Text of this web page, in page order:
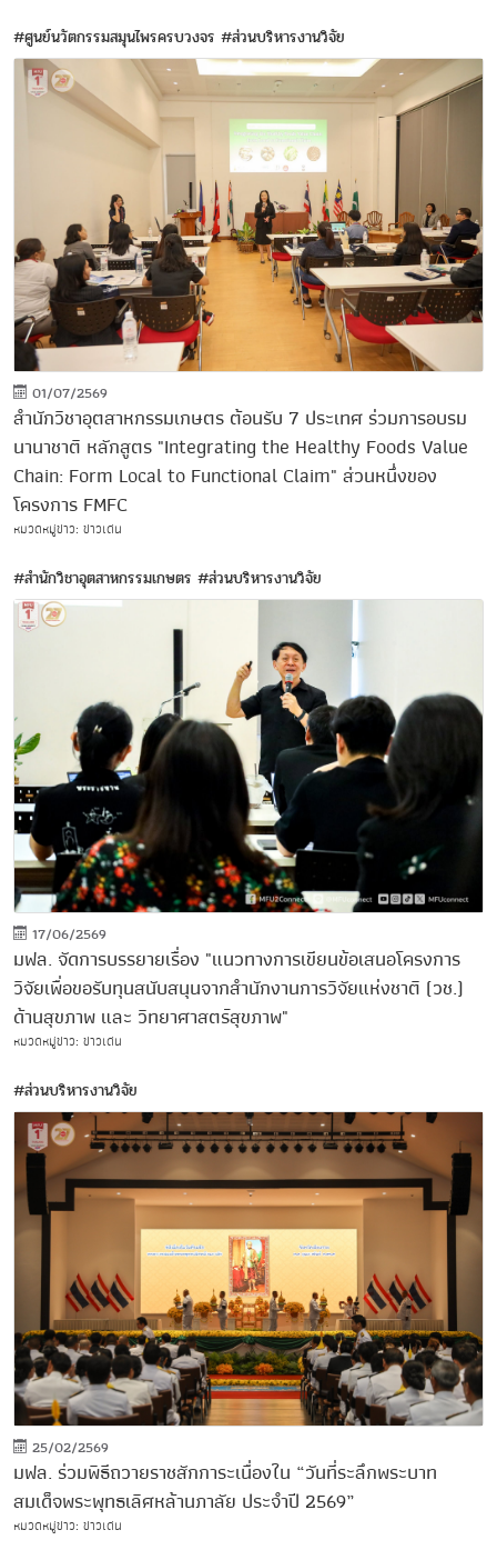
#ศูนย์นวัตกรรมสมุนไพรครบวงจร #ส่วนบริหารงานวิจัย
01/07/2569
สำนักวิชาอุตสาหกรรมเกษตร ต้อนรับ 7 ประเทศ ร่วมการอบรม
นานาชาติ หลักสูตร "Integrating the Healthy Foods Value
Chain: Form Local to Functional Claim" ส่วนหนึ่งของ
โครงการ FMFC
หมวดหมู่ข่าว: ข่าวเด่น
#สำนักวิชาอุตสาหกรรมเกษตร #ส่วนบริหารงานวิจัย
17/06/2569
มฟล. จัดการบรรยายเรื่อง "แนวทางการเขียนข้อเสนอโครงการ
วิจัยเพื่อขอรับทุนสนับสนุนจากสำนักงานการวิจัยแห่งชาติ (วช.)
ด้านสุขภาพ และ วิทยาศาสตร์สุขภาพ"
หมวดหมู่ข่าว: ข่าวเด่น
#ส่วนบริหารงานวิจัย
25/02/2569
มฟล. ร่วมพิธีถวายราชสักการะเนื่องใน “วันที่ระลึกพระบาท
สมเด็จพระพุทธเลิศหล้านภาลัย ประจำปี 2569”
หมวดหมู่ข่าว: ข่าวเด่น